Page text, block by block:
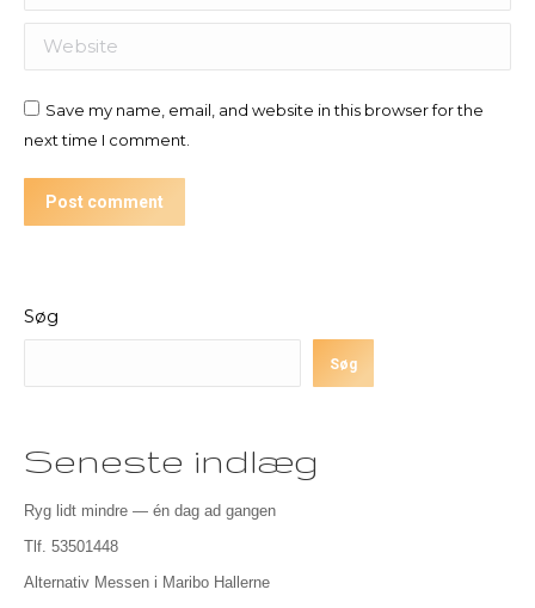
Website
Save my name, email, and website in this browser for the
next time I comment.
Post comment
Søg
Søg
Seneste indlæg
Ryg lidt mindre — én dag ad gangen
Tlf. 53501448
Alternativ Messen i Maribo Hallerne